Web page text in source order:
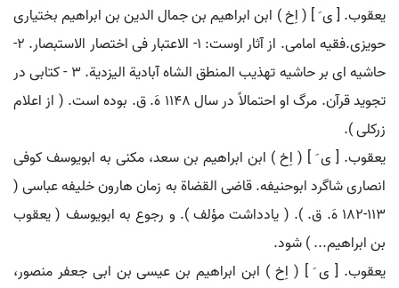
یعقوب. [ ی َ ] ( اِخ ) ابن ابراهیم بن جمال الدین بن ابراهیم بختیاری
حویزی.فقیه امامی. از آثار اوست: 1- الاعتبار فی اختصار الاستبصار. 2-
حاشیه ای بر حاشیه تهذیب المنطق الشاه آبادیة الیزدیة. 3 - کتابی در
تجوید قرآن. مرگ او احتمالاً در سال 1148 هَ. ق. بوده است. ( از اعلام
زرکلی ).
یعقوب. [ ی َ ] ( اِخ ) ابن ابراهیم بن سعد، مکنی به ابویوسف کوفی
انصاری شاگرد ابوحنیفه. قاضی القضاة به زمان هارون خلیفه عباسی (
113-182 هَ. ق. ). ( یادداشت مؤلف ). و رجوع به ابویوسف ( یعقوب
بن ابراهیم... ) شود.
یعقوب. [ ی َ ] ( اِخ ) ابن ابراهیم بن عیسی بن ابی جعفر منصور،